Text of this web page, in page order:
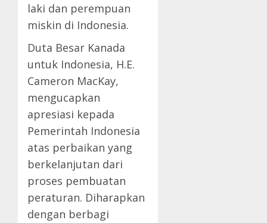
laki dan perempuan
miskin di Indonesia.
Duta Besar Kanada
untuk Indonesia, H.E.
Cameron MacKay,
mengucapkan
apresiasi kepada
Pemerintah Indonesia
atas perbaikan yang
berkelanjutan dari
proses pembuatan
peraturan. Diharapkan
dengan berbagi